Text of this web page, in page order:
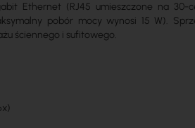
Ethernet (RJ45 umieszczone na 30-
pobór mocy wynosi 15 W).
ściennego i sufitowego.